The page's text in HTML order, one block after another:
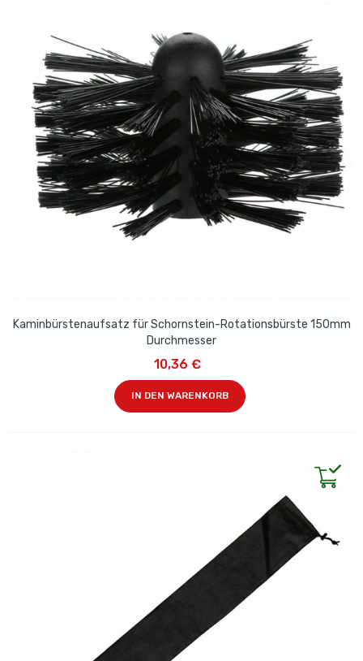
Kaminbürstenaufsatz für Schornstein-Rotationsbürste 150mm
Durchmesser
10,36 €
IN DEN WARENKORB